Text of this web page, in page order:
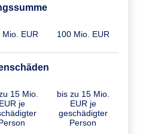
Mio. EUR 100 Mio. EUR
15 Mio.
EUR je
bis zu 15 Mio.
EUR je
geschädigter
Person